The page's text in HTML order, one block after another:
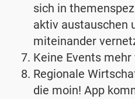
sich in
aktiv austauschen
miteinander
Keine Events mehr
Regionale
die moin! App